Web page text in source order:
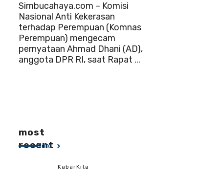
Simbucahaya.com – Komisi
Nasional Anti Kekerasan
terhadap Perempuan (Komnas
Perempuan) mengecam
pernyataan Ahmad Dhani (AD),
anggota DPR RI, saat Rapat ...
most
recent
More
KabarKita